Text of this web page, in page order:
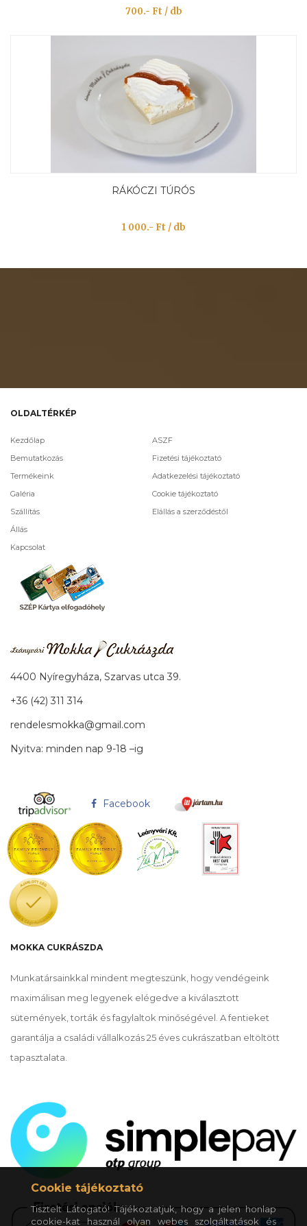
700.- Ft / db
RÁKÓCZI TÚRÓS
1 000.- Ft / db
OLDALTÉRKÉP
Kezdőlap
Bemutatkozás
Termékeink
Galéria
Szállítás
Állás
Kapcsolat
ASZF
Fizetési tájékoztató
Adatkezelési tájékoztató
Cookie tájékoztató
Elállás a szerződéstől
4400 Nyíregyháza, Szarvas utca 39.
+36 (42) 311 314
rendelesmokka@gmail.com
Nyitva: minden nap 9-18 –ig
Facebook
MOKKA CUKRÁSZDA
Munkatársainkkal mindent megteszünk, hogy vendégeink
maximálisan meg legyenek elégedve a kiválasztott
sütemények, torták és fagylaltok minőségével. A fentieket
garantálja a családi vállalkozás 25 éves cukrászatban eltöltött
tapasztalata.
Cookie tájékoztató
Tisztelt Látogató! Tájékoztatjuk, hogy a jelen honlap
cookie-kat használ olyan webes szolgáltatások és